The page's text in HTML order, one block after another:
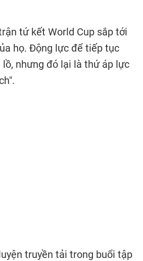
tứ kết World Cup sắp tới
họ. Động lực để tiếp tục
nhưng đó lại là thứ áp lực
truyền tải trong buổi tập